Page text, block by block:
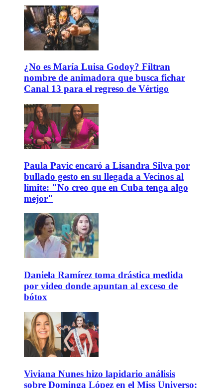
¿No es María Luisa Godoy? Filtran
nombre de animadora que busca fichar
Canal 13 para el regreso de Vértigo
Paula Pavic encaró a Lisandra Silva por
bullado gesto en su llegada a Vecinos al
límite: "No creo que en Cuba tenga algo
mejor"
Daniela Ramírez toma drástica medida
por video donde apuntan al exceso de
bótox
Viviana Nunes hizo lapidario análisis
sobre Dominga López en el Miss Universo: